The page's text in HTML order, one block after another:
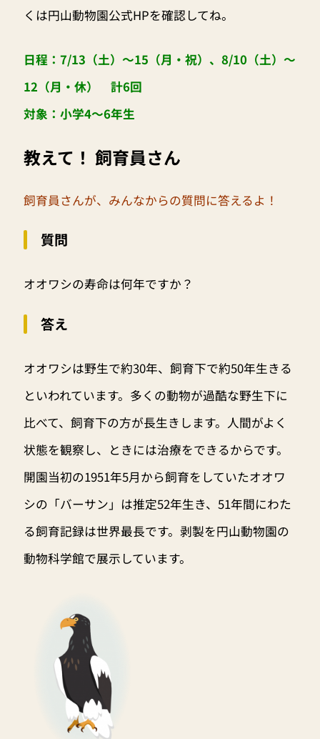
くは円山動物園公式HPを確認してね。
日程：7/13（土）～15（月・祝）、8/10（土）～
12（月・休） 計6回
対象：小学4～6年生
教えて！ 飼育員さん
飼育員さんが、みんなからの質問に答えるよ！
質問
オオワシの寿命は何年ですか？
答え
オオワシは野生で約30年、飼育下で約50年生きる
といわれています。多くの動物が過酷な野生下に
比べて、飼育下の方が長生きします。人間がよく
状態を観察し、ときには治療をできるからです。
開園当初の1951年5月から飼育をしていたオオワ
シの「バーサン」は推定52年生き、51年間にわた
る飼育記録は世界最長です。剥製を円山動物園の
動物科学館で展示しています。